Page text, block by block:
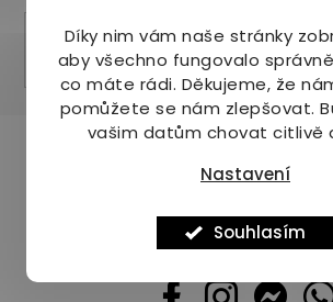
Díky nim vám naše stránky
aby všechno fungovalo
co máte rádi. Děkujeme, že
pomůžete se nám zlepšovat.
vašim datům chovat citlivě
Nastavení
Souhlasím
Pomůžeme vám s
Potřebujete s něčím poradit?
+420 736 708 220
info@mj-